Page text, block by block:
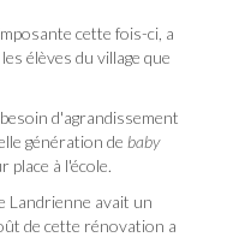
cette fois-ci, a
élèves du village que
d'agrandissement
génération de baby
place à l'école.
Landrienne avait un
de cette rénovation a